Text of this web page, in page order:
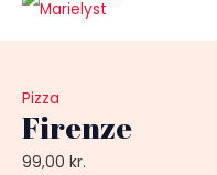
Pizza
Firenze
99,00 kr.